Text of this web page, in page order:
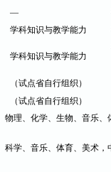
—
学科知识与教学能力
学科知识与教学能力
（试点省自行组织）
（试点省自行组织）
理、化学、生物、音乐、
学、音乐、体育、美术，